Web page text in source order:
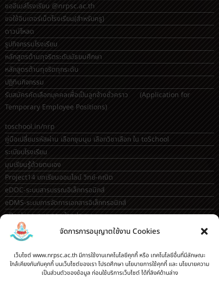
จัดการการอนุญาตใช้งาน Cookies
เว็บไซต์ www.nrpsc.ac.th มีการใช้งานเทคโนโลยีคุกกี้ หรือ เทคโนโลยีอื่นที่มีลักษณะ
ใกล้เคียงกันกับคุกกี้ บนเว็บไซต์ของเรา โปรดศึกษา นโยบายการใช้คุกกี้ และ นโยบายความ
เป็นส่วนตัวของข้อมูล ก่อนใช้บริการเว็บไซต์ ได้ที่ลิงค์ด้านล่าง
ขออีเมล์โรงเรียน @nrpsc.ac.th
ขอใช้อินเตอร์เน็ตโรงเรียน(สำหรับครู)
ดาวน์โหลด
รูปกิจกรรมโรงเรียน
หลักสูตรต้านทุจริตระดับมัธยมศึกษา
หลักสูตรต้านทุจริตทุกระดับ
ปฏิทินกิจกรรม
รับสมัครคัดเลือกบุคคลเพื่อเป็นลูกจ้างชั่วคราว (Application for
Temporary Employee Positions)
toschool.in/nrp
คู่มือเปลี่ยนรหัสผ่าน เลือกชุมนุม เลือกวิชาเลือก ใน toSchool
ระเบียบโรงเรียน
มุมเรียนรู้ด้วยตนเอง
Project14 บทเรียนออนไลน์ วิทย์-คณิต
eDOC-ระบบสารบรรณอิเล็กทรอนิกส์
eDMS-ระบบการจัดการเอกสารอิเล็กทรอนิกส์
eBooking-ระบบจองห้องประชุม
OBEC AI guidance
กระดานสนทนา(forum)
ขออนุญาตออกนอกโรงเรียน